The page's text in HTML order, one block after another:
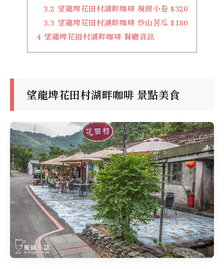
3.2 望龍埤花田村湖畔咖啡 現撈小卷 $320
3.3 望龍埤花田村湖畔咖啡 炒山苦瓜 $180
4 望龍埤花田村湖畔咖啡 餐廳資訊
望龍埤花田村湖畔咖啡 景點美食